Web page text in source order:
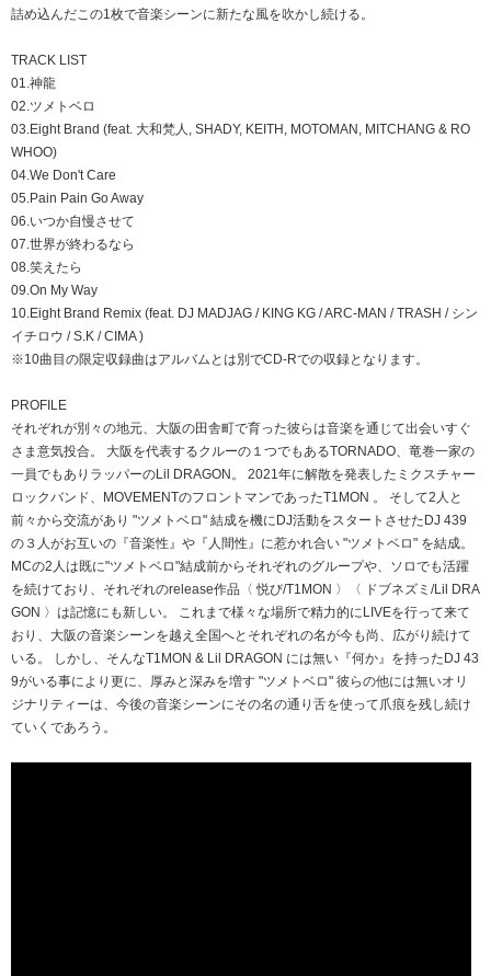
詰め込んだこの1枚で音楽シーンに新たな風を吹かし続ける。
TRACK LIST
01.神龍
02.ツメトベロ
03.Eight Brand (feat. 大和梵人, SHADY, KEITH, MOTOMAN, MITCHANG & RO
WHOO)
04.We Don't Care
05.Pain Pain Go Away
06.いつか自慢させて
07.世界が終わるなら
08.笑えたら
09.On My Way
10.Eight Brand Remix (feat. DJ MADJAG / KING KG / ARC-MAN / TRASH / シン
イチロウ / S.K / CIMA )
※10曲目の限定収録曲はアルバムとは別でCD-Rでの収録となります。
PROFILE
それぞれが別々の地元、大阪の田舎町で育った彼らは音楽を通じて出会いすぐ
さま意気投合。 大阪を代表するクルーの１つでもあるTORNADO、竜巻一家の
一員でもありラッパーのLil DRAGON。 2021年に解散を発表したミクスチャー
ロックバンド、MOVEMENTのフロントマンであったT1MON 。 そして2人と
前々から交流があり "ツメトベロ" 結成を機にDJ活動をスタートさせたDJ 439
の３人がお互いの『音楽性』や『人間性』に惹かれ合い "ツメトベロ" を結成。
MCの2人は既に"ツメトベロ"結成前からそれぞれのグループや、ソロでも活躍
を続けており、それぞれのrelease作品〈 悦び/T1MON 〉〈 ドブネズミ/Lil DRA
GON 〉は記憶にも新しい。 これまで様々な場所で精力的にLIVEを行って来て
おり、大阪の音楽シーンを越え全国へとそれぞれの名が今も尚、広がり続けて
いる。 しかし、そんなT1MON & Lil DRAGON には無い『何か』を持ったDJ 43
9がいる事により更に、厚みと深みを増す "ツメトベロ" 彼らの他には無いオリ
ジナリティーは、今後の音楽シーンにその名の通り舌を使って爪痕を残し続け
ていくであろう。